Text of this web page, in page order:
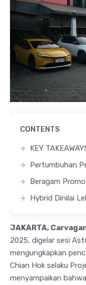
CONTENTS
KEY
Pertumbuhan
Beragam
Hybrid Dinilai
JAKARTA,
2025, digelar sesi
mengungkapkan
Chian Hok selaku
menyampaikan